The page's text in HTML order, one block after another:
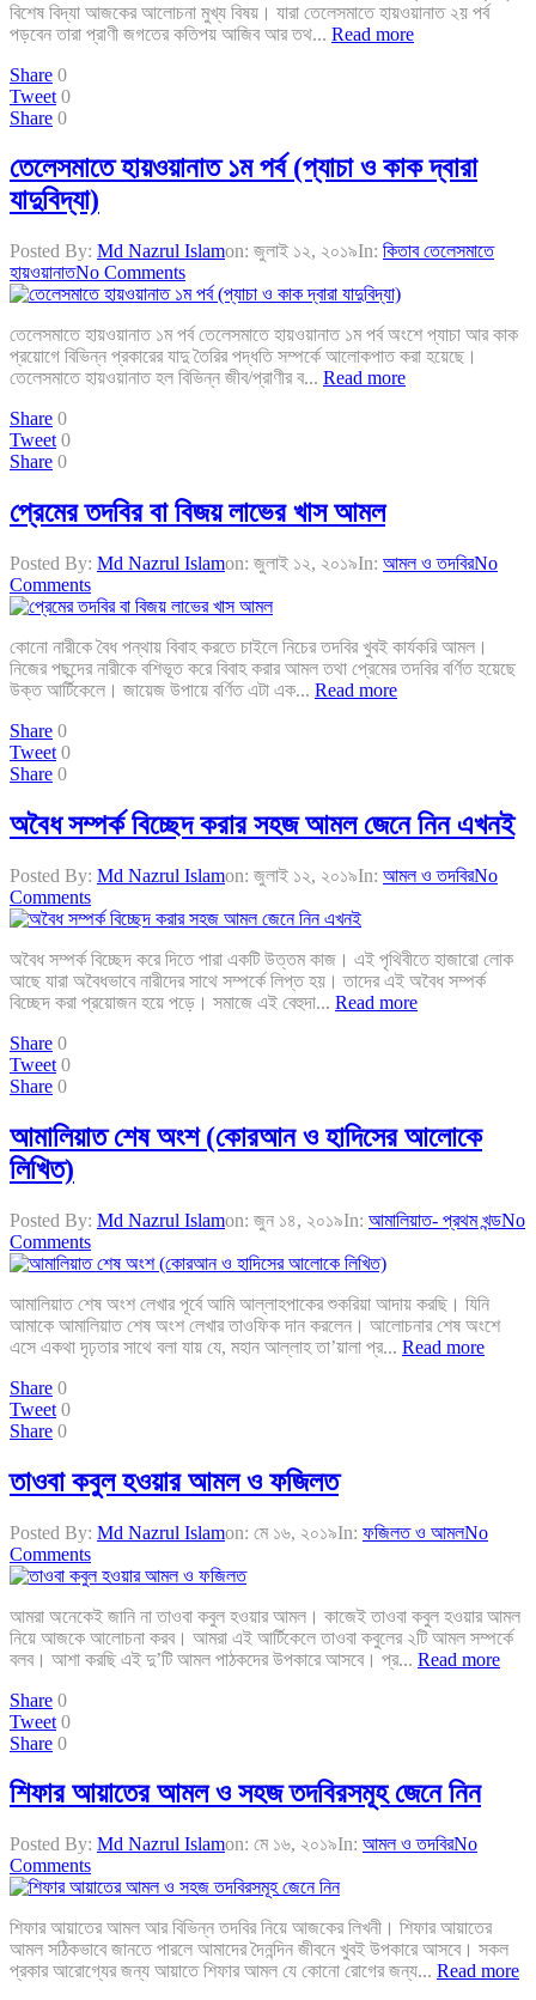
বিশেষ বিদ্যা আজকের আলোচনা মুখ্য বিষয়। যারা তেলেসমাতে হায়ওয়ানাত ২য় পর্ব
পড়বেন তারা প্রাণী জগতের কতিপয় আজিব আর তথ... Read more
Share 0
Tweet 0
Share 0
তেলেসমাতে হায়ওয়ানাত ১ম পর্ব (প্যাচা ও কাক দ্বারা
যাদুবিদ্যা)
Posted By: Md Nazrul Islamon: জুলাই ১২, ২০১৯In: কিতাব তেলেসমাতে
হায়ওয়ানাতNo Comments
তেলেসমাতে হায়ওয়ানাত ১ম পর্ব তেলেসমাতে হায়ওয়ানাত ১ম পর্ব অংশে প্যাচা আর কাক
প্রয়োগে বিভিন্ন প্রকারের যাদু তৈরির পদ্ধতি সম্পর্কে আলোকপাত করা হয়েছে।
তেলেসমাতে হায়ওয়ানাত হল বিভিন্ন জীব/প্রাণীর ব... Read more
Share 0
Tweet 0
Share 0
প্রেমের তদবির বা বিজয় লাভের খাস আমল
Posted By: Md Nazrul Islamon: জুলাই ১২, ২০১৯In: আমল ও তদবিরNo
Comments
কোনো নারীকে বৈধ পন্থায় বিবাহ করতে চাইলে নিচের তদবির খুবই কার্যকরি আমল।
নিজের পছন্দের নারীকে বশিভূত করে বিবাহ করার আমল তথা প্রেমের তদবির বর্ণিত হয়েছে
উক্ত আর্টিকেলে। জায়েজ উপায়ে বর্ণিত এটা এক... Read more
Share 0
Tweet 0
Share 0
অবৈধ সম্পর্ক বিচ্ছেদ করার সহজ আমল জেনে নিন এখনই
Posted By: Md Nazrul Islamon: জুলাই ১২, ২০১৯In: আমল ও তদবিরNo
Comments
অবৈধ সম্পর্ক বিচ্ছেদ করে দিতে পারা একটি উত্তম কাজ। এই পৃথিবীতে হাজারো লোক
আছে যারা অবৈধভাবে নারীদের সাথে সম্পর্কে লিপ্ত হয়। তাদের এই অবৈধ সম্পর্ক
বিচ্ছেদ করা প্রয়োজন হয়ে পড়ে। সমাজে এই বেহুদা... Read more
Share 0
Tweet 0
Share 0
আমালিয়াত শেষ অংশ (কোরআন ও হাদিসের আলোকে
লিখিত)
Posted By: Md Nazrul Islamon: জুন ১৪, ২০১৯In: আমালিয়াত- প্রথম খন্ডNo
Comments
আমালিয়াত শেষ অংশ লেখার পূর্বে আমি আল্লাহপাকের শুকরিয়া আদায় করছি। যিনি
আমাকে আমালিয়াত শেষ অংশ লেখার তাওফিক দান করলেন। আলোচনার শেষ অংশে
এসে একথা দৃঢ়তার সাথে বলা যায় যে, মহান আল্লাহ তা’য়ালা প্র... Read more
Share 0
Tweet 0
Share 0
তাওবা কবুল হওয়ার আমল ও ফজিলত
Posted By: Md Nazrul Islamon: মে ১৬, ২০১৯In: ফজিলত ও আমলNo
Comments
আমরা অনেকেই জানি না তাওবা কবুল হওয়ার আমল। কাজেই তাওবা কবুল হওয়ার আমল
নিয়ে আজকে আলোচনা করব। আমরা এই আর্টিকেলে তাওবা কবুলের ২টি আমল সম্পর্কে
বলব। আশা করছি এই দু’টি আমল পাঠকদের উপকারে আসবে। প্র... Read more
Share 0
Tweet 0
Share 0
শিফার আয়াতের আমল ও সহজ তদবিরসমূহ জেনে নিন
Posted By: Md Nazrul Islamon: মে ১৬, ২০১৯In: আমল ও তদবিরNo
Comments
শিফার আয়াতের আমল আর বিভিন্ন তদবির নিয়ে আজকের লিখনী। শিফার আয়াতের
আমল সঠিকভাবে জানতে পারলে আমাদের দৈনন্দিন জীবনে খুবই উপকারে আসবে। সকল
প্রকার আরোগ্যের জন্য আয়াতে শিফার আমল যে কোনো রোগের জন্য... Read more